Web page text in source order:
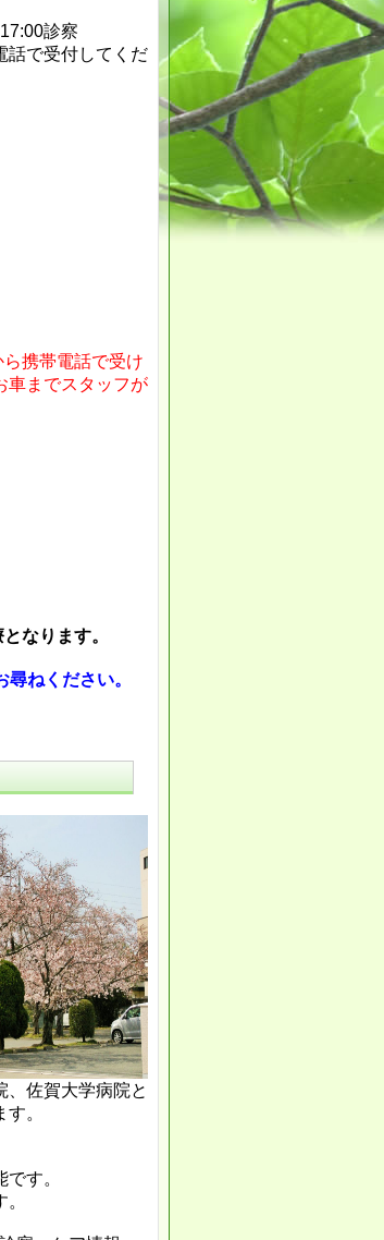
診察
で受付してくだ
携帯電話で受け
車までスタッフが
なります。
ねください。
、佐賀大学病院と
。
す。